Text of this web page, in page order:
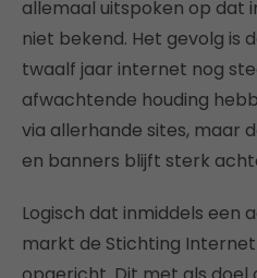
allemaal uitspoken op dat
niet bekend. Het gevolg is
twaalf jaar internet nog
afwachtende houding
via allerhande sites, maar
en banners blijft sterk
Logisch dat inmiddels een
markt de Stichting